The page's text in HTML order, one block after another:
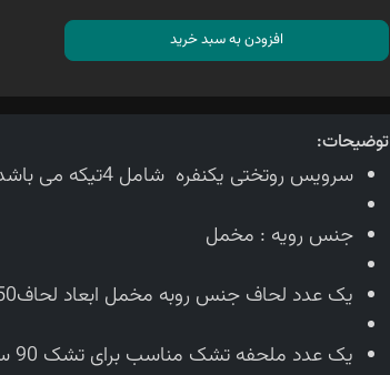
افزودن به سبد خرید
توضیحات:
سرویس روتختی یکنفره شامل 4تیکه می باشد
جنس رویه : مخمل
یک عدد لحاف جنس روبه مخمل ابعاد لحاف150*210 سانتی متر می باشد.
یک عدد ملحفه تشک مناسب برای تشک 90 سانتی متر